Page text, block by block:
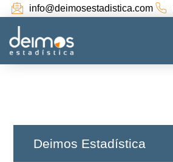
info@deimosestadistica.com
Deimos Estadística​